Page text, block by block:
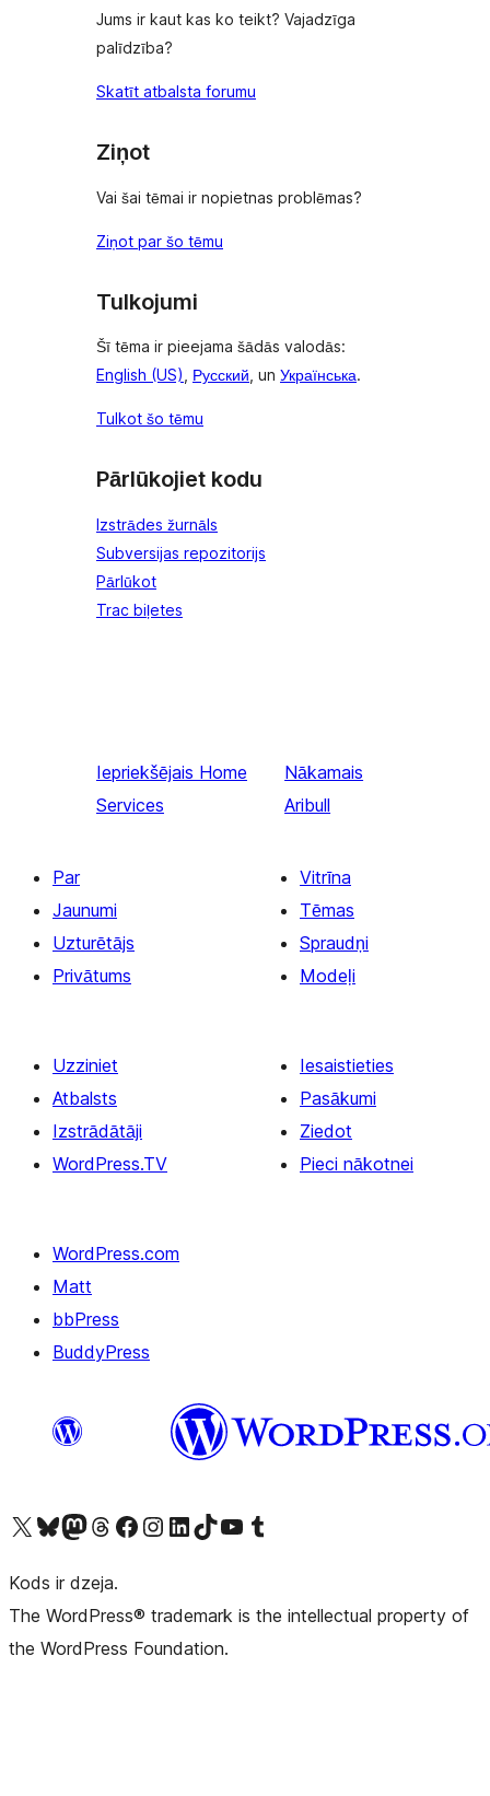
Jums ir kaut kas ko teikt? Vajadzīga
palīdzība?
Skatīt atbalsta forumu
Ziņot
Vai šai tēmai ir nopietnas problēmas?
Ziņot par šo tēmu
Tulkojumi
Šī tēma ir pieejama šādās valodās:
English (US), Русский, un Українська.
Tulkot šo tēmu
Pārlūkojiet kodu
Izstrādes žurnāls
Subversijas repozitorijs
Pārlūkot
Trac biļetes
Iepriekšējais Home
Services
Nākamais
Aribull
Par
Jaunumi
Uzturētājs
Privātums
Vitrīna
Tēmas
Spraudņi
Modeļi
Uzziniet
Atbalsts
Izstrādātāji
WordPress.TV
Iesaistieties
Pasākumi
Ziedot
Pieci nākotnei
WordPress.com
Matt
bbPress
BuddyPress
Apmeklējiet mūsu X (agrāk Twitter) kontu
Apmeklējiet mūsu Bluesky kontu
Apmeklējiet mūsu Mastodon kontu
Apmeklējiet mūsu Threads kontu
Apmeklējiet mūsu Facebook lapuApmeklējiet mūsu Instagram kontu
Apmeklējiet mūsu LinkedIn kontu
Apmeklējiet mūsu TikTok kontu
Apmeklējiet mūsu YouTube kanālu
Apmeklējiet mūsu Tumblr kontu
Kods ir dzeja.
The WordPress® trademark is the intellectual property of
the WordPress Foundation.